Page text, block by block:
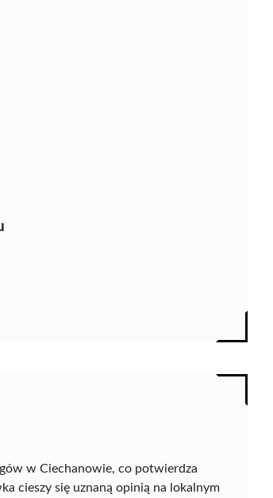
w Ciechanowie, co potwierdza
cieszy się uznaną opinią na lokalnym